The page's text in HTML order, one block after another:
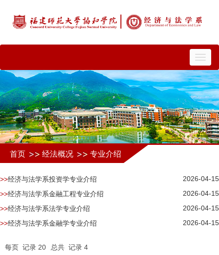
切
换
导
航
首页 经法概况 专业介绍
经济与法学系投资学专业介绍
2026-04-15
经济与法学系金融工程专业介绍
2026-04-15
经济与法学系法学专业介绍
2026-04-15
经济与法学系金融学专业介绍
2026-04-15
每页 20
记录 总共 4
记录